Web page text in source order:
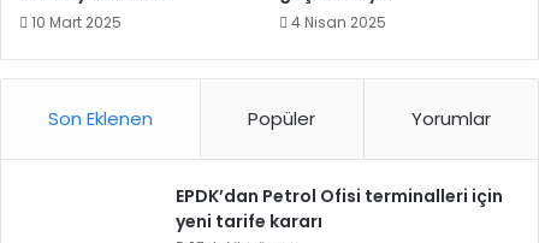
10 Mart 2025 4 Nisan 2025
Son Eklenen Popüler Yorumlar
EPDK’dan Petrol Ofisi terminalleri için
yeni tarife kararı